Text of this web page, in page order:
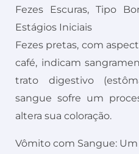
Fezes Escuras, Tipo
Estágios Iniciais
Fezes pretas, com
café, indicam
trato digestivo
sangue sofre um
altera sua coloração.
Vômito com Sangue: